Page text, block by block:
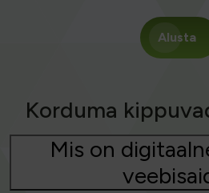
Alusta
Korduma
Mis on